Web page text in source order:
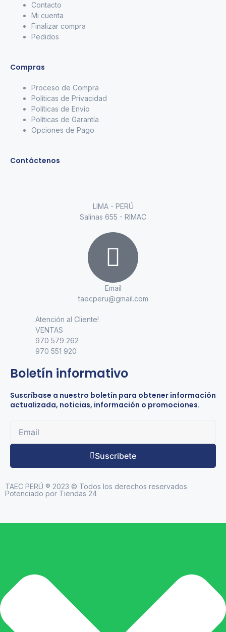
Contacto
Mi cuenta
Finalizar compra
Pedidos
Compras
Proceso de Compra
Políticas de Privacidad
Políticas de Envío
Políticas de Garantía
Opciones de Pago
Contáctenos
LIMA - PERÚ
Salinas 655 - RIMAC
Email
taecperu@gmail.com
Atención al Cliente!
VENTAS
970 579 262
970 551 920
Boletín informativo
Suscríbase a nuestro boletín para obtener información
actualizada, noticias, información o promociones.
Suscribete
TAEC PERÚ ® 2023 © Todos los derechos reservados
Potenciado por Tiendas 24